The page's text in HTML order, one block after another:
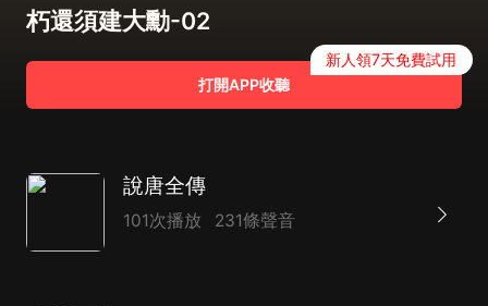
朽還須建大勳-02
打開APP收聽
新人領7天免費試用
說唐全傳
101次播放 231條聲音